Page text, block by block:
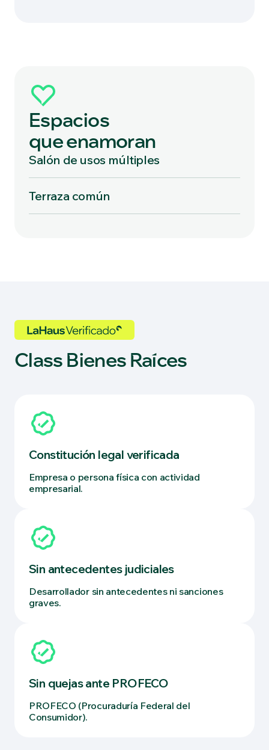
Espacios
que enamoran
Salón de usos múltiples
Terraza común
Class Bienes Raíces
Constitución legal verificada
Empresa o persona física con actividad
empresarial.
Sin antecedentes judiciales
Desarrollador sin antecedentes ni sanciones
graves.
Sin quejas ante PROFECO
PROFECO (Procuraduría Federal del
Consumidor).